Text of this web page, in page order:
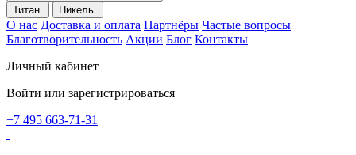
Титан
Никель
О нас Доставка и оплата Партнёры Частые вопросы
Благотворительность Акции Блог Контакты
Личный кабинет
Войти или зарегистрироваться
+7 495 663-71-31